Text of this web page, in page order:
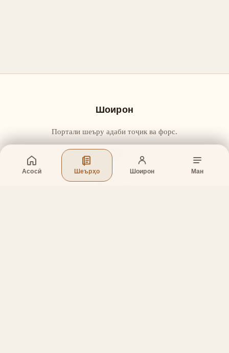
Асосӣ Шеърҳо Шоирон Ман
Шоирон
Портали шеъру адаби тоҷик ва форс.